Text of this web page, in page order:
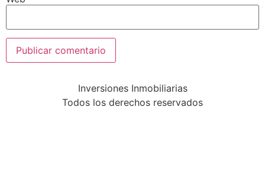
Inversiones Inmobiliarias
Todos los derechos reservados